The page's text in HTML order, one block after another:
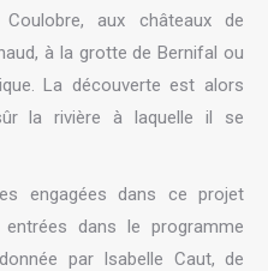
aux châteaux de
à la grotte de Bernifal ou
La découverte est alors
la rivière à laquelle il se
engagées dans ce projet
dans le programme
par Isabelle Caut, de